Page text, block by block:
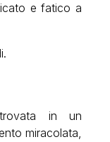
e fatico a
in un
miracolata,